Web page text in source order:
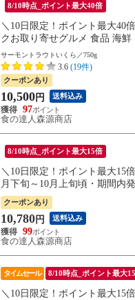
8/10時点_ポイント最大40倍
＼10日限定！ポイント最大40
クお取り寄せグルメ 食品 海鮮
サーモントラウトいくら／750g
3.6 (19件)
クーポンあり
10,500 円 送料込み
97
食の達人森源商店
8/10時点_ポイント最大15倍
＼10日限定！ポイント最大15
月下旬～10月上旬頃・期間内発
クーポンあり
10,780 円 送料込み
99
食の達人森源商店
タイムセール 8/10時点_ポイント最大
＼10日限定！ポイント最大15